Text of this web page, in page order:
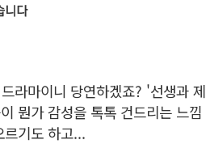
라마이니 당연하겠죠? '선생과 제
뭔가 감성을 톡톡 건드리는 느낌
기도 하고...